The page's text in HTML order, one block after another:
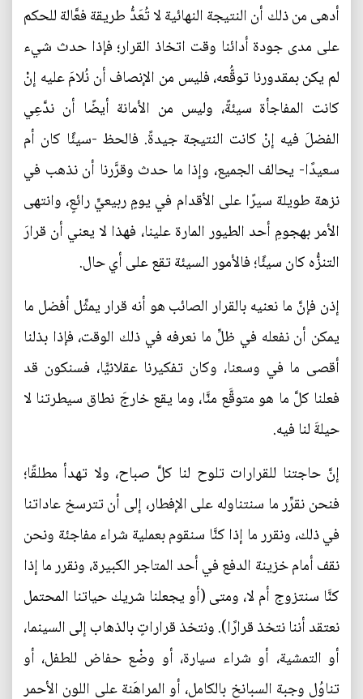
أدهى من ذلك أن النتيجة النهائية لا تُعَدُّ طريقة فعَّالة للحكم
على مدى جودة أدائنا وقت اتخاذ القرار؛ فإذا حدث شيء
لم يكن بمقدورنا توقُّعه، فليس من الإنصاف أن نُلامَ عليه إنْ
كانت المفاجأة سيئةً، وليس من الأمانة أيضًا أن ندَّعِي
الفضلَ فيه إنْ كانت النتيجة جيدةً. فالحظ -سيئًا كان أم
سعيدًا- يحالف الجميع، وإذا ما حدث وقرَّرنا أن نذهب في
نزهة طويلة سيرًا على الأقدام في يومٍ ربيعيٍّ رائعٍ، وانتهى
الأمر بهجومِ أحد الطيور المارة علينا، فهذا لا يعني أن قرارَ
التنزُّه كان سيئًا؛ فالأمور السيئة تقع على أي حال.
إذن فإنَّ ما نعنيه بالقرار الصائب هو أنه قرار يمثِّل أفضل ما
يمكن أن نفعله في ظلِّ ما نعرفه في ذلك الوقت، فإذا بذلنا
أقصى ما في وسعنا، وكان تفكيرنا عقلانيًّا، فسنكون قد
فعلنا كلَّ ما هو متوقَّع منَّا، وما يقع خارجَ نطاق سيطرتنا لا
حيلةَ لنا فيه.
إنَّ حاجتنا للقرارات تلوح لنا كلَّ صباح، ولا تهدأ مطلقًا؛
فنحن نقرِّر ما سنتناوله على الإفطار، إلى أن تترسخ عاداتنا
في ذلك، ونقرر ما إذا كنَّا سنقوم بعملية شراء مفاجئة ونحن
نقف أمام خزينة الدفع في أحد المتاجر الكبيرة، ونقرر ما إذا
كنَّا سنتزوج أم لا، ومتى (أو يجعلنا شريك حياتنا المحتمل
نعتقد أننا نتخذ قرارًا). ونتخذ قراراتٍ بالذهاب إلى السينما،
أو التمشية، أو شراء سيارة، أو وضْع حفاض للطفل، أو
تناوُل وجبة السبانخ بالكامل، أو المراهَنة على اللون الأحمر